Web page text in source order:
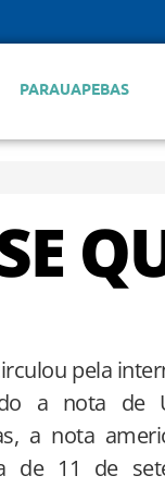
PARAUAPEBAS
pela
a nota de
a nota
de 11 de